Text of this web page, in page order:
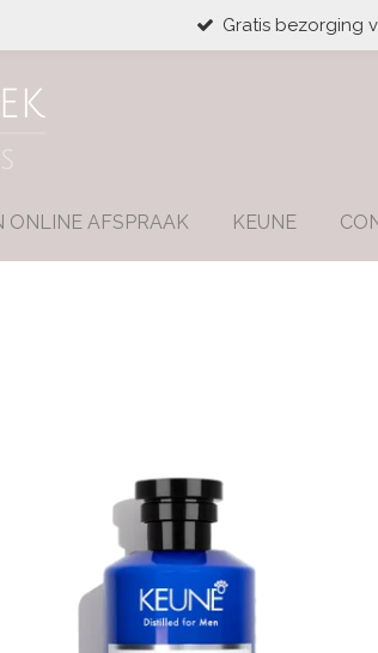
Gratis bezorging
ONLINE AFSPRAAK KEUNE